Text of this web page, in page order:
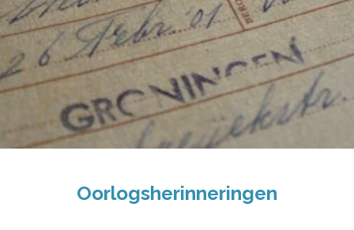
Oorlogsherinneringen